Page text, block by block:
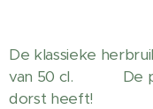
De klassieke
van 50 cl. De
dorst heeft!